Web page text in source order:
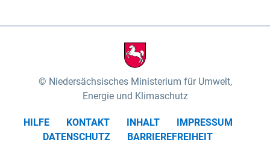
Niedersächsisches Ministerium für Umwelt,
Energie und Klimaschutz
HILFE KONTAKT INHALT
IMPRESSUM
DATENSCHUTZ
BARRIEREFREIHEIT